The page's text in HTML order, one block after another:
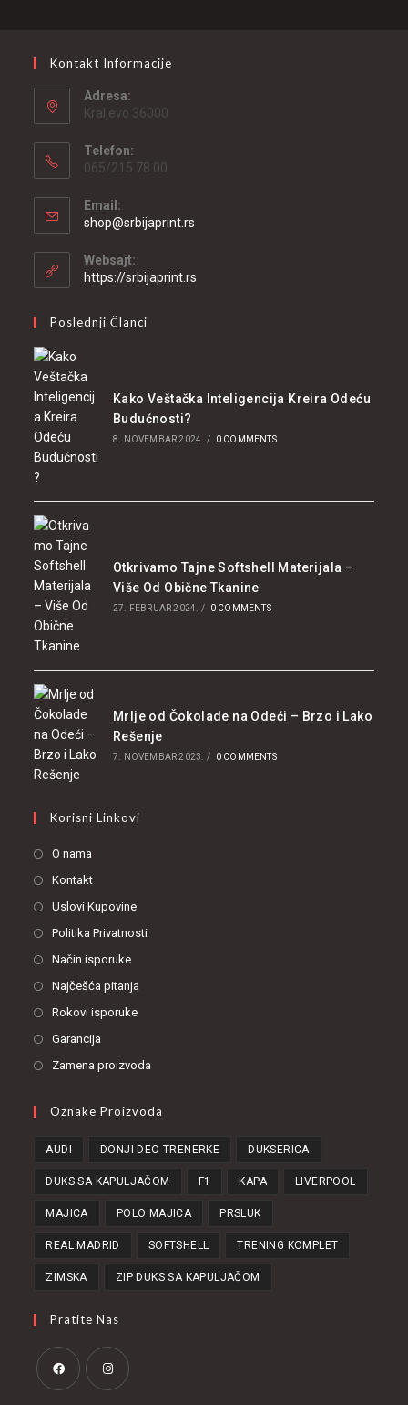
Kontakt Informacije
Adresa:
Kraljevo 36000
Telefon:
065/215 78 00
Email:
shop@srbijaprint.rs
Websajt:
https://srbijaprint.rs
Poslednji Članci
Kako Veštačka Inteligencija Kreira Odeću
Budućnosti?
8. NOVEMBAR 2024. / 0 COMMENTS
Otkrivamo Tajne Softshell Materijala –
Više Od Obične Tkanine
27. FEBRUAR 2024. / 0 COMMENTS
Mrlje od Čokolade na Odeći – Brzo i Lako
Rešenje
7. NOVEMBAR 2023. / 0 COMMENTS
Korisni Linkovi
O nama
Kontakt
Uslovi Kupovine
Politika Privatnosti
Način isporuke
Najčešća pitanja
Rokovi isporuke
Garancija
Zamena proizvoda
Oznake Proizvoda
AUDI DONJI DEO TRENERKE DUKSERICA
DUKS SA KAPULJAČOM F1 KAPA LIVERPOOL
MAJICA POLO MAJICA PRSLUK
REAL MADRID SOFTSHELL TRENING KOMPLET
ZIMSKA ZIP DUKS SA KAPULJAČOM
Pratite Nas